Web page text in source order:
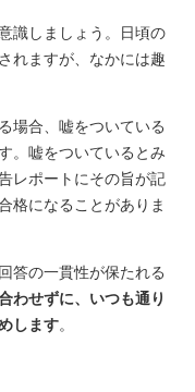
識しましょう。日頃の
れますが、なかには趣
場合、嘘をついている
。嘘をついているとみ
レポートにその旨が記
格になることがありま
答の一貫性が保たれる
わせずに、いつも通り
します。